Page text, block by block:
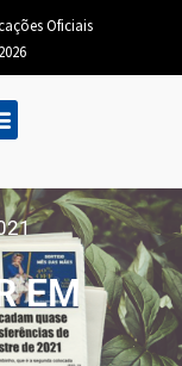
Oficiais
EM